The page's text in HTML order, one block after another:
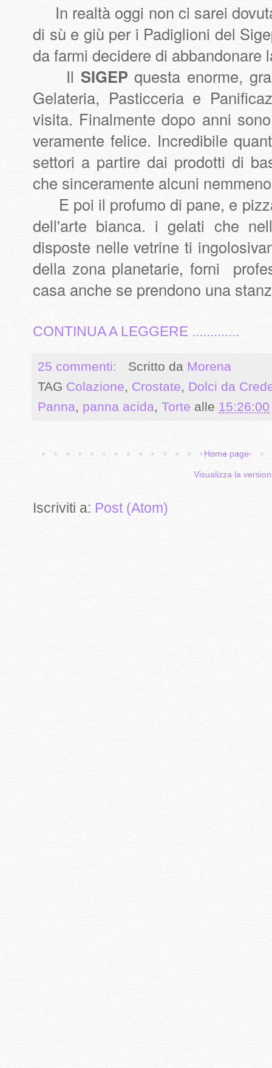
In realtà oggi non ci sarei
di sù e giù per i Padiglioni del
da farmi decidere di abbandonare
Il SIGEP questa enorme,
Gelateria, Pasticceria e
visita. Finalmente dopo anni
veramente felice. Incredibile
settori a partire dai prodotti di
che sinceramente alcuni
E poi il profumo di pane, e
dell'arte bianca. i gelati che
disposte nelle vetrine ti
della zona planetarie, forni
casa anche se prendono una
CONTINUA A LEGGERE .............
25 commenti: Scritto da Morena
TAG Colazione, Crostate, Dolci da
Panna, panna acida, Torte alle 15:26:00
Home page
Visualizza la
Iscriviti a: Post (Atom)